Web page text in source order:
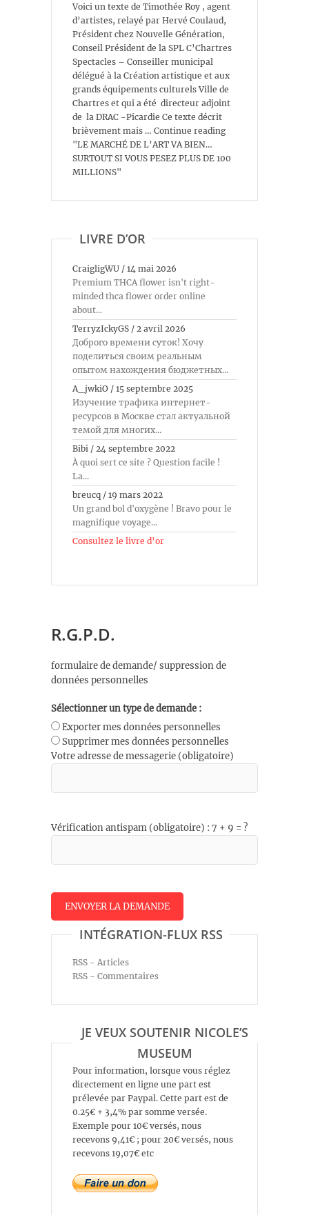
Voici un texte de Timothée Roy , agent
d’artistes, relayé par Hervé Coulaud,
Président chez Nouvelle Génération,
Conseil Président de la SPL C’Chartres
Spectacles – Conseiller municipal
délégué à la Création artistique et aux
grands équipements culturels Ville de
Chartres et qui a été directeur adjoint
de la DRAC -Picardie Ce texte décrit
brièvement mais … Continue reading
"LE MARCHÉ DE L’ART VA BIEN…
SURTOUT SI VOUS PESEZ PLUS DE 100
MILLIONS"
LIVRE D’OR
CraigligWU / 14 mai 2026
Premium THCA flower isn't right-
minded thca flower order online
about...
TerryzIckyGS / 2 avril 2026
Доброго времени суток! Хочу
поделиться своим реальным
опытом нахождения бюджетных...
A_jwkiO / 15 septembre 2025
Изучение трафика интернет-
ресурсов в Москве стал актуальной
темой для многих...
Bibi / 24 septembre 2022
À quoi sert ce site ? Question facile !
La...
breucq / 19 mars 2022
Un grand bol d'oxygène ! Bravo pour le
magnifique voyage...
Consultez le livre d’or
R.G.P.D.
formulaire de demande/ suppression de
données personnelles
Sélectionner un type de demande :
Exporter mes données personnelles
Supprimer mes données personnelles
Votre adresse de messagerie (obligatoire)
Vérification antispam (obligatoire) : 7 + 9 = ?
INTÉGRATION-FLUX RSS
RSS - Articles
RSS - Commentaires
JE VEUX SOUTENIR NICOLE’S
MUSEUM
Pour information, lorsque vous réglez
directement en ligne une part est
prélevée par Paypal. Cette part est de
0.25€ + 3,4% par somme versée.
Exemple pour 10€ versés, nous
recevons 9,41€ ; pour 20€ versés, nous
recevons 19,07€ etc